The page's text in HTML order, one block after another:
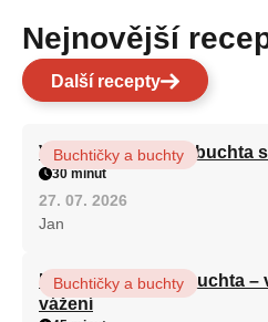
Nejnovější
Další recepty
Vláčná olejová litá buchta
Buchtičky a buchty
30 minut
27. 07. 2026
Jan
Hrnková maková buchta –
vážení
Buchtičky a buchty